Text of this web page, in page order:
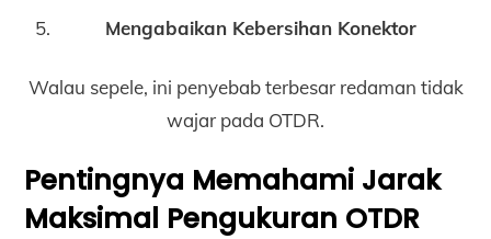
Mengabaikan Kebersihan Konektor
Walau sepele, ini penyebab terbesar redaman tidak
wajar pada OTDR.
Pentingnya Memahami Jarak
Maksimal Pengukuran OTDR